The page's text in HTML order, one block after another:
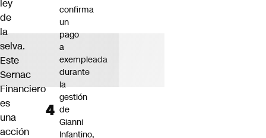
ley
de
la
selva.
Este
Sernac
Financiero
es
una
acción
confirma
un
pago
a
exempleada
durante
la
gestión
de
Gianni
Infantino,